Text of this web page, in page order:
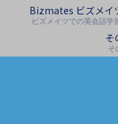
Bizmates ビズメイ
ビズメイツでの英会話学
そ
そ